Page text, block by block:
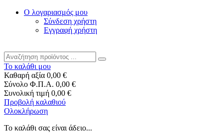
Ο λογαριασμός μου
Σύνδεση χρήστη
Εγγραφή χρήστη
Το καλάθι μου
Καθαρή αξία 0,00 €
Σύνολο Φ.Π.Α. 0,00 €
Συνολική τιμή 0,00 €
Προβολή καλαθιού
Ολοκλήρωση
Το καλάθι σας είναι άδειο...